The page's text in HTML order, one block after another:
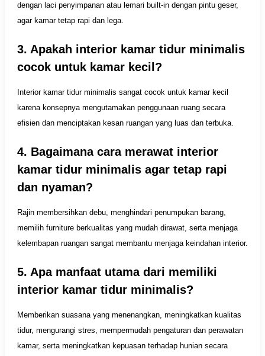
dengan laci penyimpanan atau lemari built-in dengan pintu geser,
agar kamar tetap rapi dan lega.
3. Apakah interior kamar tidur minimalis
cocok untuk kamar kecil?
Interior kamar tidur minimalis sangat cocok untuk kamar kecil
karena konsepnya mengutamakan penggunaan ruang secara
efisien dan menciptakan kesan ruangan yang luas dan terbuka.
4. Bagaimana cara merawat interior
kamar tidur minimalis agar tetap rapi
dan nyaman?
Rajin membersihkan debu, menghindari penumpukan barang,
memilih furniture berkualitas yang mudah dirawat, serta menjaga
kelembapan ruangan sangat membantu menjaga keindahan interior.
5. Apa manfaat utama dari memiliki
interior kamar tidur minimalis?
Memberikan suasana yang menenangkan, meningkatkan kualitas
tidur, mengurangi stres, mempermudah pengaturan dan perawatan
kamar, serta meningkatkan kepuasan terhadap hunian secara